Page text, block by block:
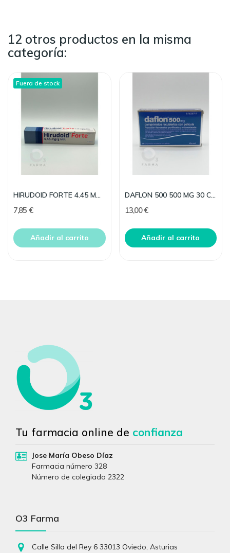
12 otros productos en la misma
categoría:
Fuera de stock
HIRUDOID FORTE 4.45 MG/G GEL TOPICO 60 G
7,85 €
Añadir al carrito
DAFLON 500 500 MG 30 COMPRIMIDOS RECUBIERTOS
13,00 €
Añadir al carrito
Tu farmacia online de confianza
Jose María Obeso Díaz
Farmacia número 328
Número de colegiado 2322
O3 Farma
Calle Silla del Rey 6 33013 Oviedo, Asturias